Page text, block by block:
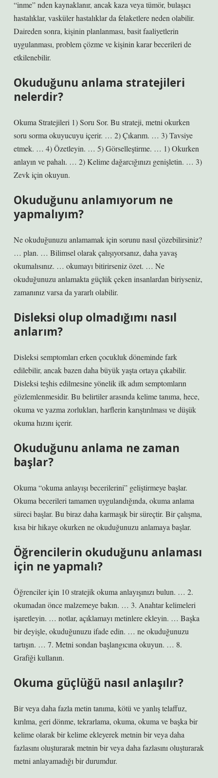
“inme” nden kaynaklanır, ancak kaza veya tümör, bulaşıcı
hastalıklar, vasküler hastalıklar da felaketlere neden olabilir.
Daireden sonra, kişinin planlanması, basit faaliyetlerin
uygulanması, problem çözme ve kişinin karar becerileri de
etkilenebilir.
Okuduğunu anlama stratejileri
nelerdir?
Okuma Stratejileri 1) Soru Sor. Bu strateji, metni okurken
soru sorma okuyucuyu içerir. … 2) Çıkarım. … 3) Tavsiye
etmek. … 4) Özetleyin. … 5) Görselleştirme. … 1) Okurken
anlayın ve pahalı. … 2) Kelime dağarcığınızı genişletin. … 3)
Zevk için okuyun.
Okuduğunu anlamıyorum ne
yapmalıyım?
Ne okuduğunuzu anlamamak için sorunu nasıl çözebilirsiniz?
… plan. … Bilimsel olarak çalışıyorsanız, daha yavaş
okumalısınız. … okumayı bitirirseniz özet. … Ne
okuduğunuzu anlamakta güçlük çeken insanlardan biriyseniz,
zamanınız varsa da yararlı olabilir.
Disleksi olup olmadığımı nasıl
anlarım?
Disleksi semptomları erken çocukluk döneminde fark
edilebilir, ancak bazen daha büyük yaşta ortaya çıkabilir.
Disleksi teşhis edilmesine yönelik ilk adım semptomların
gözlemlenmesidir. Bu belirtiler arasında kelime tanıma, hece,
okuma ve yazma zorlukları, harflerin karıştırılması ve düşük
okuma hızını içerir.
Okuduğunu anlama ne zaman
başlar?
Okuma “okuma anlayışı becerilerini” geliştirmeye başlar.
Okuma becerileri tamamen uygulandığında, okuma anlama
süreci başlar. Bu biraz daha karmaşık bir süreçtir. Bir çalışma,
kısa bir hikaye okurken ne okuduğunuzu anlamaya başlar.
Öğrencilerin okuduğunu anlaması
için ne yapmalı?
Öğrenciler için 10 stratejik okuma anlayışınızı bulun. … 2.
okumadan önce malzemeye bakın. … 3. Anahtar kelimeleri
işaretleyin. … notlar, açıklamayı metinlere ekleyin. … Başka
bir deyişle, okuduğunuzu ifade edin. … ne okuduğunuzu
tartışın. … 7. Metni sondan başlangıcına okuyun. … 8.
Grafiği kullanın.
Okuma güçlüğü nasıl anlaşılır?
Bir veya daha fazla metin tanıma, kötü ve yanlış telaffuz,
kırılma, geri dönme, tekrarlama, okuma, okuma ve başka bir
kelime olarak bir kelime ekleyerek metnin bir veya daha
fazlasını oluşturarak metnin bir veya daha fazlasını oluşturarak
metni anlayamadığı bir durumdur.